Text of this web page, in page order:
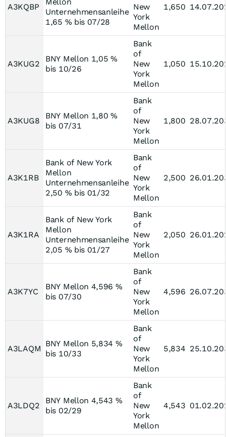
A3KQBP
Unternehmensanleihe
1,65 % bis 07/28
New
York
Mellon
1,650
A3KUG2
BNY Mellon 1,05 %
bis 10/26
Bank
of
New
York
Mellon
1,050
A3KUG8
BNY Mellon 1,80 %
bis 07/31
Bank
of
New
York
Mellon
1,800
A3K1RB
Bank of New York
Mellon
Unternehmensanleihe
2,50 % bis 01/32
Bank
of
New
York
Mellon
2,500
A3K1RA
Bank of New York
Mellon
Unternehmensanleihe
2,05 % bis 01/27
Bank
of
New
York
Mellon
2,050
A3K7YC
BNY Mellon 4,596 %
bis 07/30
Bank
of
New
York
Mellon
4,596
A3LAQM
BNY Mellon 5,834 %
bis 10/33
Bank
of
New
York
Mellon
5,834
A3LDQ2
BNY Mellon 4,543 %
bis 02/29
Bank
of
New
York
Mellon
4,543